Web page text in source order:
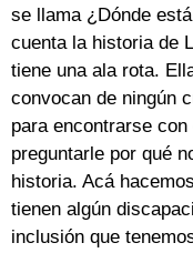
se llama ¿Dónde
cuenta la historia de
tiene una ala rota.
convocan de ningún
para encontrarse
preguntarle por qué
historia. Acá
tienen algún
inclusión que